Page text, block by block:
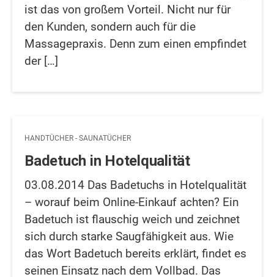
ist das von großem Vorteil. Nicht nur für
den Kunden, sondern auch für die
Massagepraxis. Denn zum einen empfindet
der […]
HANDTÜCHER - SAUNATÜCHER
Badetuch in Hotelqualität
03.08.2014 Das Badetuchs in Hotelqualität
– worauf beim Online-Einkauf achten? Ein
Badetuch ist flauschig weich und zeichnet
sich durch starke Saugfähigkeit aus. Wie
das Wort Badetuch bereits erklärt, findet es
seinen Einsatz nach dem Vollbad. Das